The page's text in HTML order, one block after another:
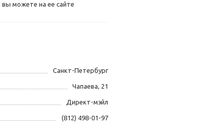
можете на ее сайте
Санкт-Петербург
Чапаева, 21
Директ-мэйл
(812) 498-01-97